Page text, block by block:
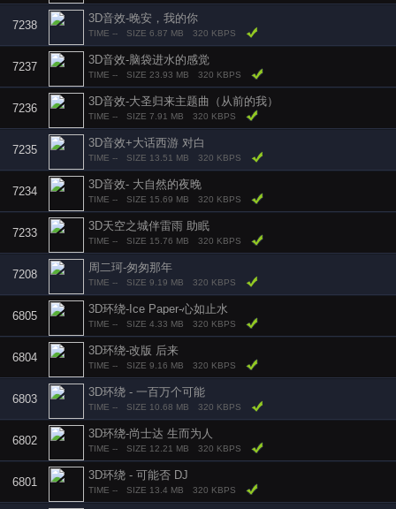
7238
3D音效-晚安，我的你
TIME -- SIZE 6.87 MB 320 KBPS
7237
3D音效-脑袋进水的感觉
TIME -- SIZE 23.93 MB 320 KBPS
7236
3D音效-大圣归来主题曲（从前的我）
TIME -- SIZE 7.91 MB 320 KBPS
7235
3D音效+大话西游 对白
TIME -- SIZE 13.51 MB 320 KBPS
7234
3D音效- 大自然的夜晚
TIME -- SIZE 15.69 MB 320 KBPS
7233
3D天空之城伴雷雨 助眠
TIME -- SIZE 15.76 MB 320 KBPS
7208
周二珂-匆匆那年
TIME -- SIZE 9.19 MB 320 KBPS
6805
3D环绕-Ice Paper-心如止水
TIME -- SIZE 4.33 MB 320 KBPS
6804
3D环绕-改版 后来
TIME -- SIZE 9.16 MB 320 KBPS
6803
3D环绕 - 一百万个可能
TIME -- SIZE 10.68 MB 320 KBPS
6802
3D环绕-尚士达 生而为人
TIME -- SIZE 12.21 MB 320 KBPS
6801
3D环绕 - 可能否 DJ
TIME -- SIZE 13.4 MB 320 KBPS